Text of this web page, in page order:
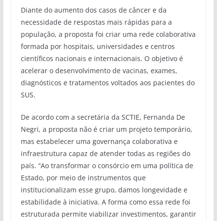
Diante do aumento dos casos de câncer e da
necessidade de respostas mais rápidas para a
população, a proposta foi criar uma rede colaborativa
formada por hospitais, universidades e centros
científicos nacionais e internacionais. O objetivo é
acelerar o desenvolvimento de vacinas, exames,
diagnósticos e tratamentos voltados aos pacientes do
SUS.
De acordo com a secretária da SCTIE, Fernanda De
Negri, a proposta não é criar um projeto temporário,
mas estabelecer uma governança colaborativa e
infraestrutura capaz de atender todas as regiões do
país. “Ao transformar o consórcio em uma política de
Estado, por meio de instrumentos que
institucionalizam esse grupo, damos longevidade e
estabilidade à iniciativa. A forma como essa rede foi
estruturada permite viabilizar investimentos, garantir